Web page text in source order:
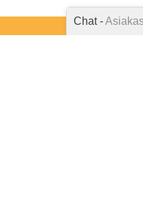
tukea ja
Chat -